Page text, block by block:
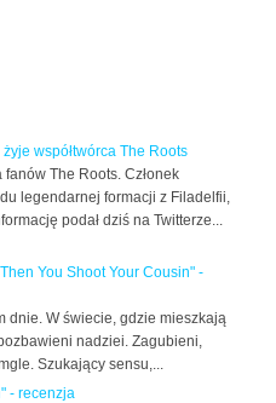
żyje współtwórca The Roots
The Roots. Członek
legendarnej formacji z Filadelfii,
podał dziś na Twitterze...
You Shoot Your Cousin" -
dnie. W świecie, gdzie mieszkają
nadziei. Zagubieni,
Szukający sensu,...
- recenzja